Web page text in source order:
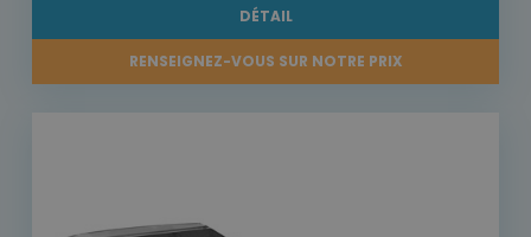
DÉTAIL
RENSEIGNEZ-VOUS SUR NOTRE PRIX